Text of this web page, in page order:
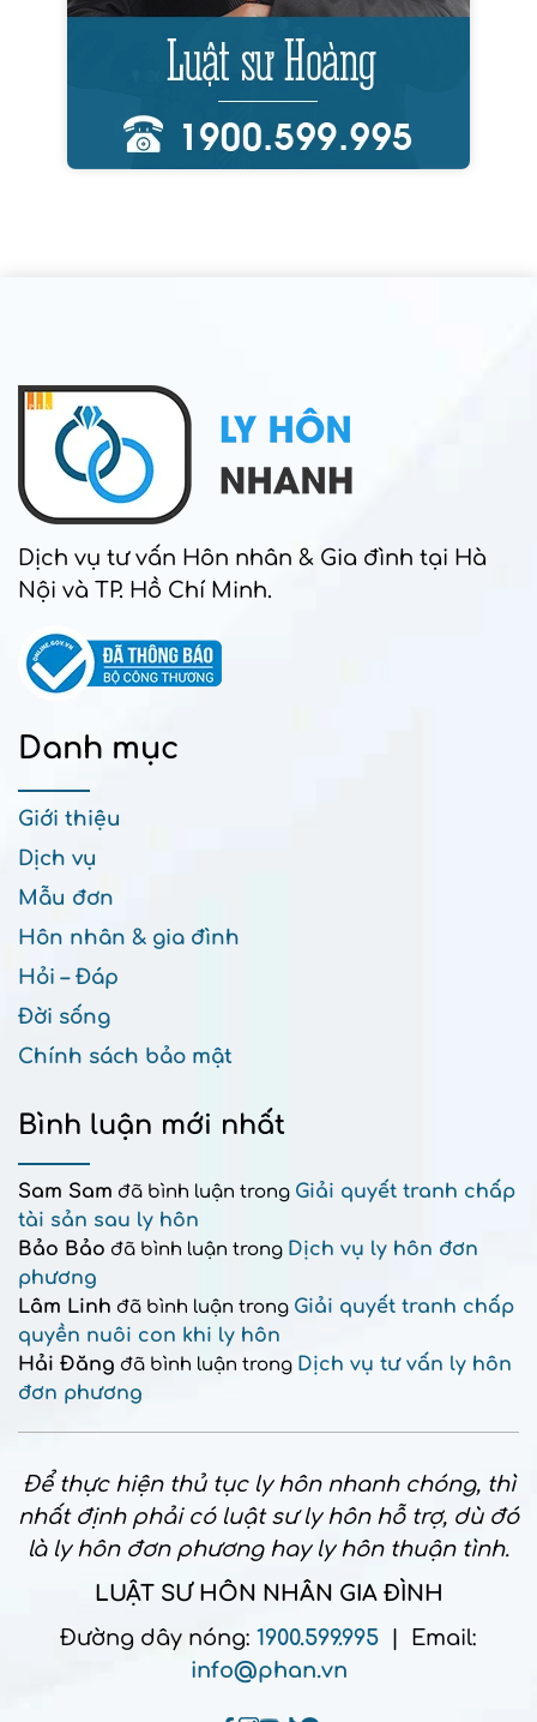
Dịch vụ tư vấn Hôn nhân & Gia đình tại Hà
Nội và TP. Hồ Chí Minh.
Danh mục
Giới thiệu
Dịch vụ
Mẫu đơn
Hôn nhân & gia đình
Hỏi – Đáp
Đời sống
Chính sách bảo mật
Bình luận mới nhất
Sam Sam đã bình luận trong Giải quyết tranh chấp
tài sản sau ly hôn
Bảo Bảo đã bình luận trong Dịch vụ ly hôn đơn
phương
Lâm Linh đã bình luận trong Giải quyết tranh chấp
quyền nuôi con khi ly hôn
Hải Đăng đã bình luận trong Dịch vụ tư vấn ly hôn
đơn phương
Để thực hiện thủ tục ly hôn nhanh chóng, thì
nhất định phải có luật sư ly hôn hỗ trợ, dù đó
là ly hôn đơn phương hay ly hôn thuận tình.
LUẬT SƯ HÔN NHÂN GIA ĐÌNH
Đường dây nóng: 1900.599.995 | Email:
info@phan.vn